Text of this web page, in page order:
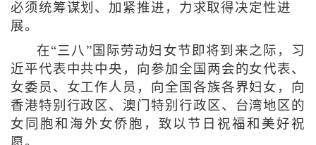
必须统筹谋划、加紧推进，力求取得决定性进
展。
在“三八”国际劳动妇女节即将到来之际，习
近平代表中共中央，向参加全国两会的女代表、
女委员、女工作人员，向全国各族各界妇女，向
香港特别行政区、澳门特别行政区、台湾地区的
女同胞和海外女侨胞，致以节日祝福和美好祝